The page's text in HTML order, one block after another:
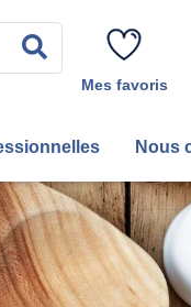
Rechercher
Mes favoris
Nous